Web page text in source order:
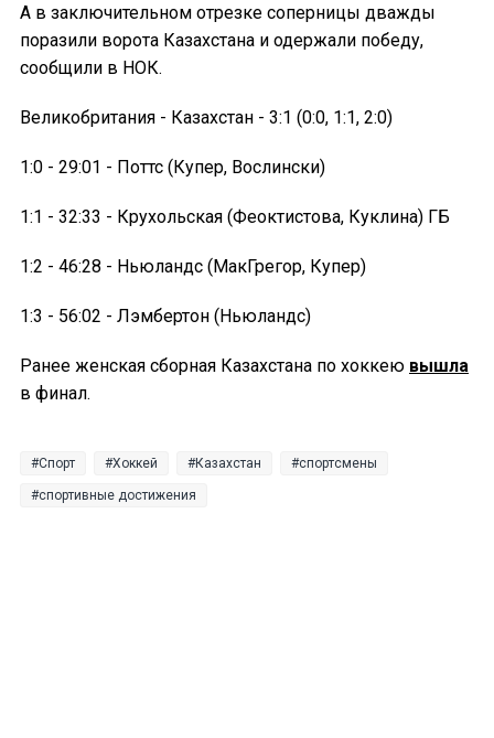
А в заключительном отрезке соперницы дважды
поразили ворота Казахстана и одержали победу,
сообщили в НОК.
Великобритания - Казахстан - 3:1 (0:0, 1:1, 2:0)
1:0 - 29:01 - Поттс (Купер, Вослински)
1:1 - 32:33 - Крухольская (Феоктистова, Куклина) ГБ
1:2 - 46:28 - Ньюландс (МакГрегор, Купер)
1:3 - 56:02 - Лэмбертон (Ньюландс)
Ранее женская сборная Казахстана по хоккею вышла
в финал.
Спорт Хоккей Казахстан спортсмены
спортивные достижения